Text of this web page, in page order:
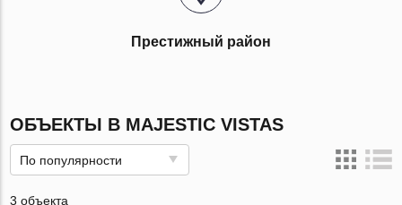
Престижный район
ОБЪЕКТЫ В MAJESTIC VISTAS
По популярности
3 объекта